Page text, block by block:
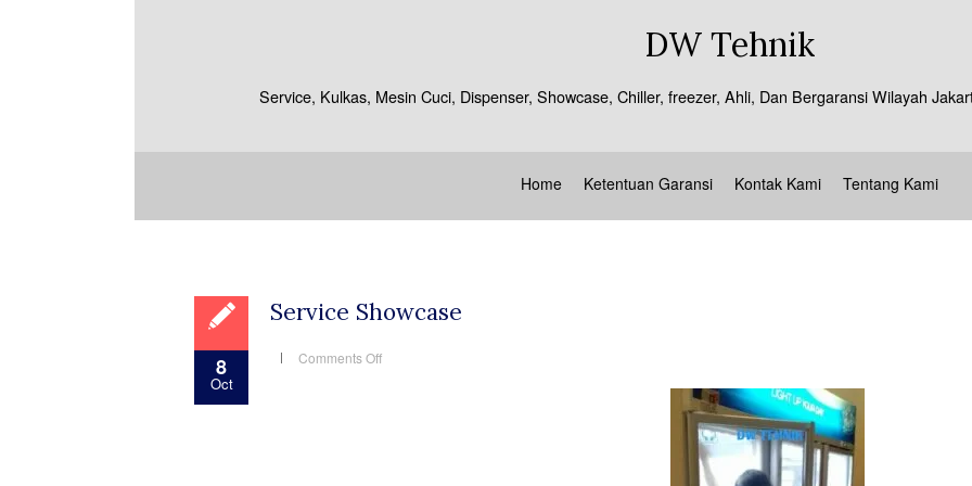
DW Tehnik
Service, Kulkas, Mesin Cuci, Dispenser, Showcase, Chiller, freezer, Ahli, Dan Bergaransi Wilayah
Home Ketentuan Garansi Kontak Kami Tentang Kami
8
Oct
Service Showcase
Comments Offon